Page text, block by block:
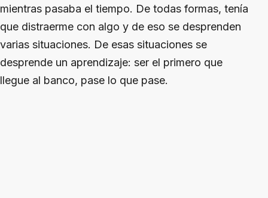
mientras pasaba el tiempo. De todas formas, tenía
que distraerme con algo y de eso se desprenden
varias situaciones. De esas situaciones se
desprende un aprendizaje: ser el primero que
llegue al banco, pase lo que pase.